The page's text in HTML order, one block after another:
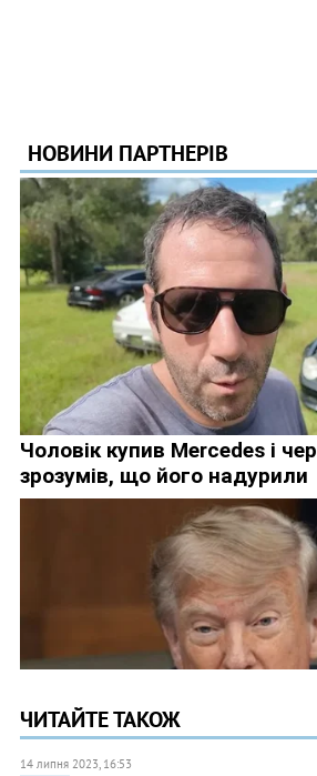
ЧИТАЙТЕ ТАКОЖ
14 липня 2023, 16:53